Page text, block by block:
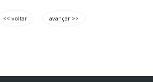
<< voltar avançar >>